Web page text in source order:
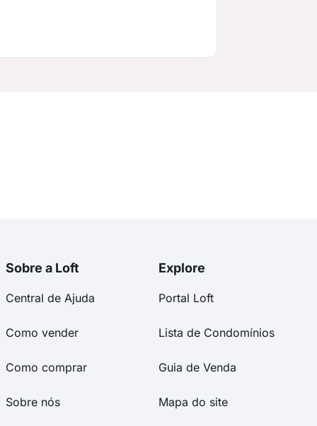
Sobre a Loft
Central de Ajuda
Como vender
Como comprar
Sobre nós
Explore
Portal Loft
Lista de Condomínios
Guia de Venda
Mapa do site